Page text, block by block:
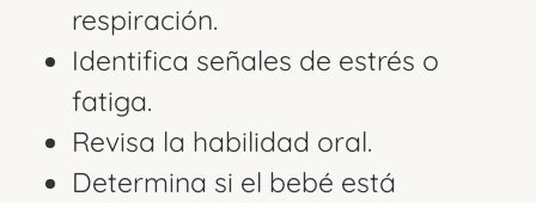
respiración.
Identifica señales de estrés o
fatiga.
Revisa la habilidad oral.
Determina si el bebé está